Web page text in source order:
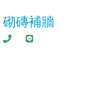
砌磚補牆